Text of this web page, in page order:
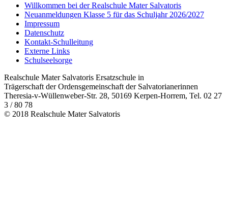
Willkommen bei der Realschule Mater Salvatoris
Neuanmeldungen Klasse 5 für das Schuljahr 2026/2027
Impressum
Datenschutz
Kontakt-Schulleitung
Externe Links
Schulseelsorge
Realschule Mater Salvatoris Ersatzschule in
Trägerschaft der Ordensgemeinschaft der Salvatorianerinnen
Theresia-v-Wüllenweber-Str. 28, 50169 Kerpen-Horrem, Tel. 02 27
3 / 80 78
© 2018 Realschule Mater Salvatoris